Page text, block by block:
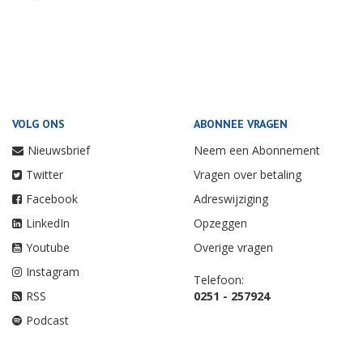
VOLG ONS
Nieuwsbrief
Twitter
Facebook
LinkedIn
Youtube
Instagram
RSS
Podcast
ABONNEE VRAGEN
Neem een Abonnement
Vragen over betaling
Adreswijziging
Opzeggen
Overige vragen
Telefoon:
0251 - 257924